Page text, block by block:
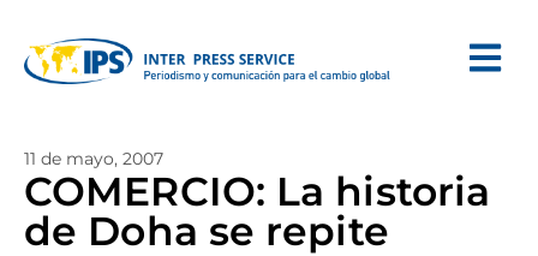
11 de mayo, 2007
COMERCIO: La historia
de Doha se repite